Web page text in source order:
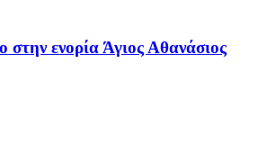
στην ενορία Άγιος Αθανάσιος